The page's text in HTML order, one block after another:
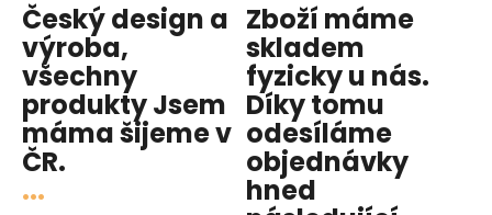
Český design a
výroba,
všechny
produktyJsem
mámašijeme v
ČR.
...
Zboží máme
skladem
fyzicky u nás.
Díky tomu
odesíláme
objednávky
hned